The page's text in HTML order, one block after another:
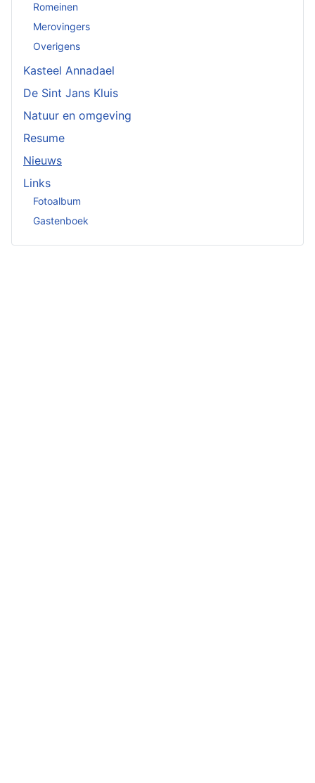
Romeinen
Merovingers
Overigens
Kasteel Annadael
De Sint Jans Kluis
Natuur en omgeving
Resume
Nieuws
Links
Fotoalbum
Gastenboek